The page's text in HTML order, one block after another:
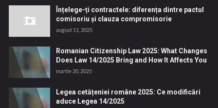
Înțelege-ți contractele: diferența dintre pactul
comisoriu și clauza compromisorie
august 11, 2025
Romanian Citizenship Law 2025: What Changes
Does Law 14/2025 Bring and How It Affects You
martie 20, 2025
Legea cetățeniei române 2025: Ce modificări
aduce Legea 14/2025